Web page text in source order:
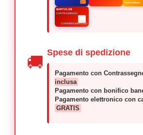
Poste Italiane
BARTOLINI
CONTRASSEGNO
CORRIERE ESPRESSO
🚚
🚚
Spese di spedizione
Pagamento con
inclusa
Pagamento con bonifico
Pagamento elettronico con
GRATIS